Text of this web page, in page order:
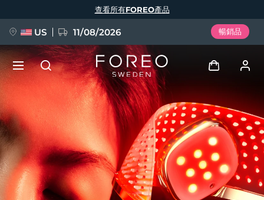
查看所有FOREO產品
US 11/08/2026 暢銷品
登入
用戶信息
我的設備
新品
FAQ™ Pure Beauty-Tech Elixir
BREAKING NEWS
語言
English Deutsch
Español
Français
Italiano
Português